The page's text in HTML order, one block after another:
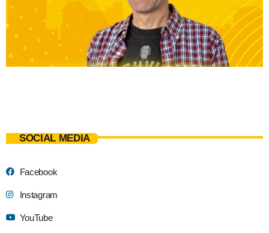
SOCIAL MEDIA
Facebook
Instagram
YouTube